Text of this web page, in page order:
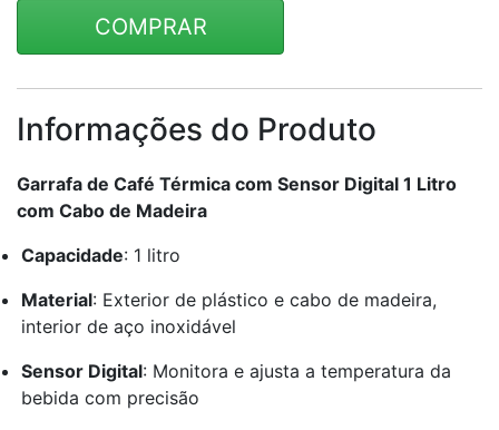
COMPRAR
Informações do Produto
Garrafa de Café Térmica com Sensor Digital 1 Litro
com Cabo de Madeira
Capacidade: 1 litro
Material: Exterior de plástico e cabo de madeira,
interior de aço inoxidável
Sensor Digital: Monitora e ajusta a temperatura da
bebida com precisão